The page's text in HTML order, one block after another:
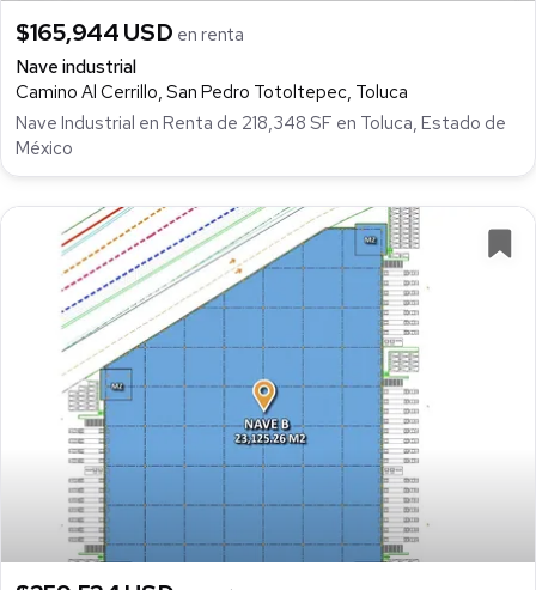
$165,944 USD en renta
Nave industrial
Camino Al Cerrillo, San Pedro Totoltepec, Toluca
Nave Industrial en Renta de 218,348 SF en Toluca, Estado de
México